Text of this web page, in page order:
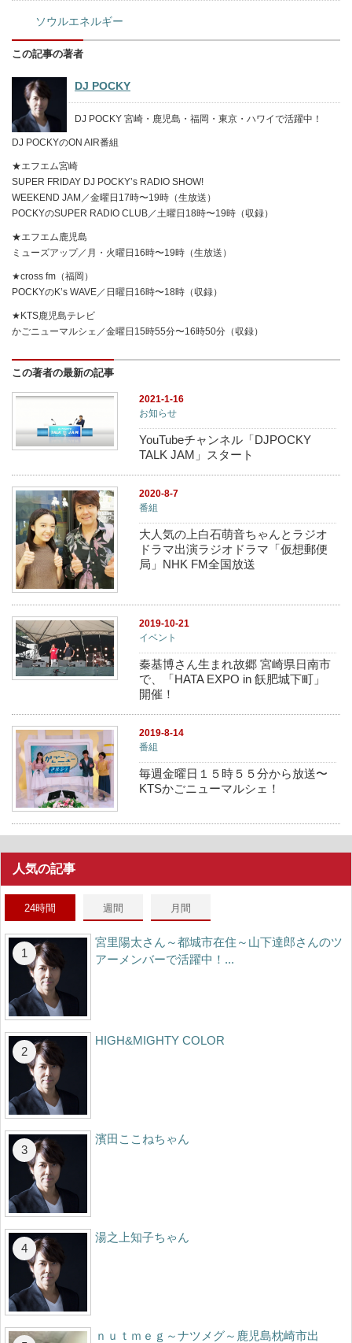
ソウルエネルギー
この記事の著者
DJ POCKY
DJ POCKY 宮崎・鹿児島・福岡・東京・ハワイで活躍中！
DJ POCKYのON AIR番組
★エフエム宮崎
SUPER FRIDAY DJ POCKY’s RADIO SHOW!
WEEKEND JAM／金曜日17時〜19時（生放送）
POCKYのSUPER RADIO CLUB／土曜日18時〜19時（収録）
★エフエム鹿児島
ミューズアップ／月・火曜日16時〜19時（生放送）
★cross fm（福岡）
POCKYのK’s WAVE／日曜日16時〜18時（収録）
★KTS鹿児島テレビ
かごニューマルシェ／金曜日15時55分〜16時50分（収録）
この著者の最新の記事
2021-1-16
お知らせ
YouTubeチャンネル「DJPOCKY
TALK JAM」スタート
2020-8-7
番組
大人気の上白石萌音ちゃんとラジオ
ドラマ出演ラジオドラマ「仮想郵便
局」NHK FM全国放送
2019-10-21
イベント
秦基博さん生まれ故郷 宮崎県日南市
で、「HATA EXPO in 飫肥城下町」
開催！
2019-8-14
番組
毎週金曜日１５時５５分から放送〜
KTSかごニューマルシェ！
人気の記事
24時間 週間 月間
宮里陽太さん～都城市在住～山下達郎さんのツ
アーメンバーで活躍中！...
HIGH&MIGHTY COLOR
濱田ここねちゃん
湯之上知子ちゃん
ｎｕｔｍｅｇ～ナツメグ～鹿児島枕崎市出